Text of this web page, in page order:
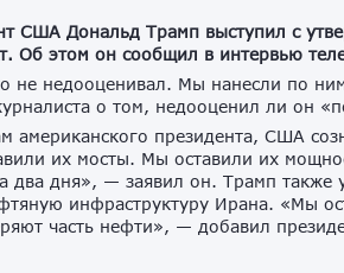
США Дональд Трамп выступил с
Об этом он сообщил в интервью
не недооценивал. Мы нанесли по
о том, недооценил ли он
американского президента, США
их мосты. Мы оставили их
два дня», — заявил он. Трамп также
инфраструктуру Ирана. «Мы
часть нефти», — добавил